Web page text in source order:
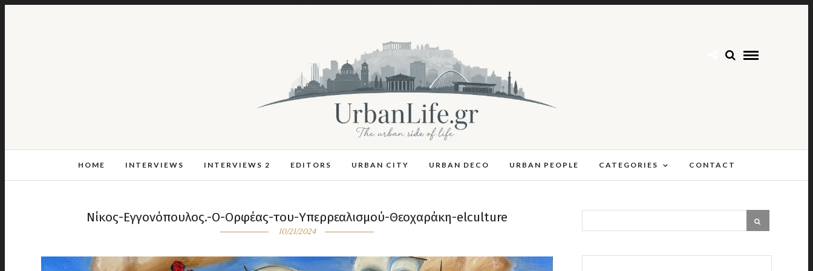
HOME INTERVIEWS INTERVIEWS 2 EDITORS URBAN CITY URBAN DECO URBAN PEOPLE CATEGORIES CONTACT
Νίκος-Εγγονόπουλος.-Ο-Ορφέας-του-Υπερρεαλισμού-Θεοχαράκη-elculture
10/21/2024